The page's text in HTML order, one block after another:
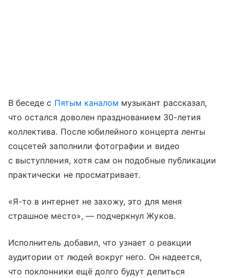
В беседе с Пятым каналом музыкант рассказал,
что остался доволен празднованием 30-летия
коллектива. После юбилейного концерта ленты
соцсетей заполнили фотографии и видео
с выступления, хотя сам он подобные публикации
практически не просматривает.
«Я-то в интернет не захожу, это для меня
страшное место», — подчеркнул Жуков.
Исполнитель добавил, что узнает о реакции
аудитории от людей вокруг него. Он надеется,
что поклонники ещё долго будут делиться